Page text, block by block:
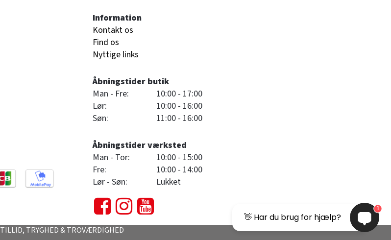
Information
Kontakt os
Find os
Nyttige links
Åbningstider butik
Man - Fre:
10:00 - 17:00
Lør:
10:00 - 16:00
Søn:
11:00 - 16:00
Åbningstider værksted
Man - Tor:
10:00 - 15:00
Fre:
10:00 - 14:00
Lør - Søn:
Lukket
TILLID, TRYGHED & TROVÆRDIGHED
👋 Har du brug for hjælp?
1